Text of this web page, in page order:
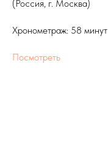
(Россия, г. Москва)
Хронометраж: 58 минут
Посмотреть